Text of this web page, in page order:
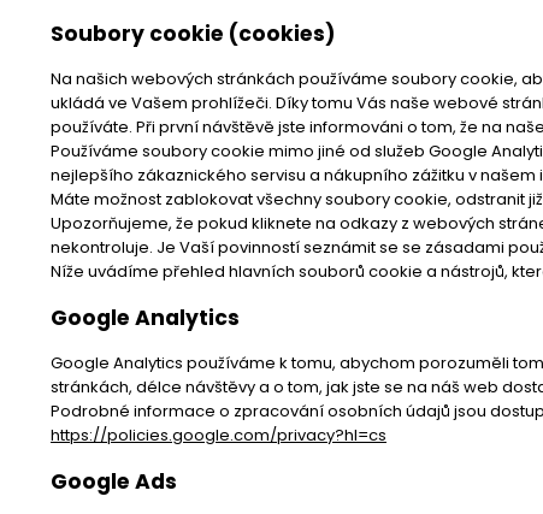
Soubory cookie (cookies)
Na našich webových stránkách používáme soubory cookie,
ukládá ve Vašem prohlížeči. Díky tomu Vás naše webové
používáte. Při první návštěvě jste informováni o tom, že na
Používáme soubory cookie mimo jiné od služeb Google
nejlepšího zákaznického servisu a nákupního zážitku v
Máte možnost zablokovat všechny soubory cookie, odstranit
Upozorňujeme, že pokud kliknete na odkazy z webových
nekontroluje. Je Vaší povinností seznámit se se zásadami
Níže uvádíme přehled hlavních souborů cookie a nástrojů,
Google Analytics
Google Analytics používáme k tomu, abychom porozuměli
stránkách, délce návštěvy a o tom, jak jste se na náš web
Podrobné informace o zpracování osobních údajů jsou
https://policies.google.com/privacy?hl=cs
Google Ads